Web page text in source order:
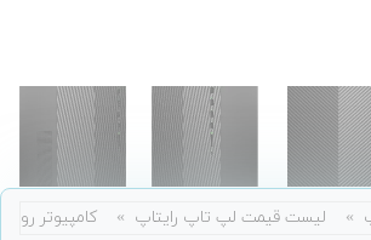
» لیست قیمت لپ تاپ رایتاپ » کامپیوتر